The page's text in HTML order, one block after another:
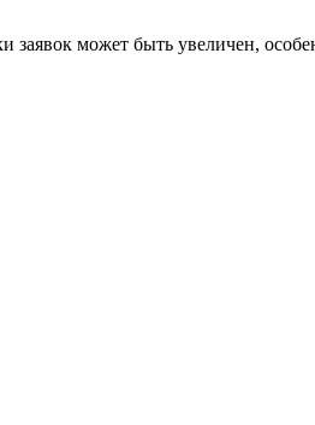
заявок может быть увеличен,